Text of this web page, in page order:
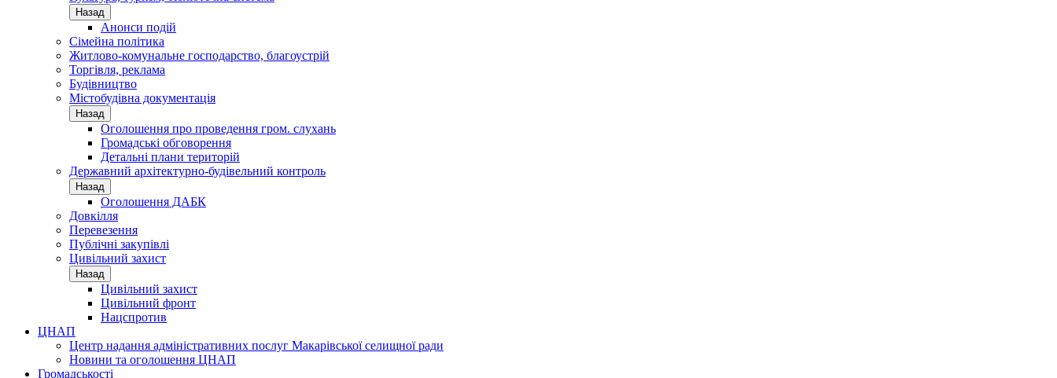
Назад
Анонси подій
Сімейна політика
Житлово-комунальне господарство, благоустрій
Торгівля, реклама
Будівництво
Містобудівна документація
Назад
Оголошення про проведення гром. слухань
Громадські обговорення
Детальні плани територій
Державний архітектурно-будівельний контроль
Назад
Оголошення ДАБК
Довкілля
Перевезення
Публічні закупівлі
Цивільний захист
Назад
Цивільний захист
Цивільний фронт
Нацспротив
ЦНАП
Центр надання адміністративних послуг Макарівської селищної ради
Новини та оголошення ЦНАП
Громадськості